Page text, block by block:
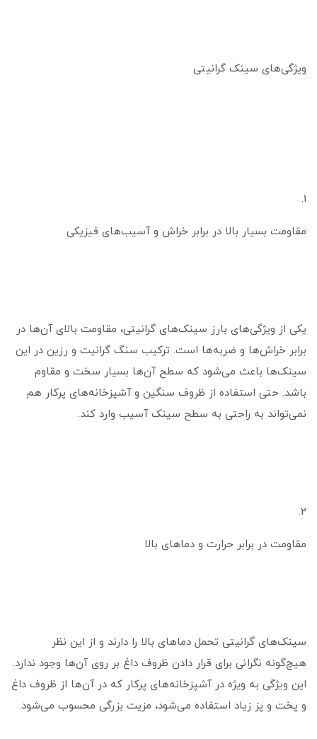
ویژگی‌های سینک گرانیتی
1.
مقاومت بسیار بالا در برابر خراش و آسیب‌های فیزیکی
یکی از ویژگی‌های بارز سینک‌های گرانیتی، مقاومت بالای آن‌ها در
برابر خراش‌ها و ضربه‌ها است. ترکیب سنگ گرانیت و رزین در این
سینک‌ها باعث می‌شود که سطح آن‌ها بسیار سخت و مقاوم
باشد. حتی استفاده از ظروف سنگین و آشپزخانه‌های پرکار هم
نمی‌تواند به راحتی به سطح سینک آسیب وارد کند.
2.
مقاومت در برابر حرارت و دماهای بالا
سینک‌های گرانیتی تحمل دماهای بالا را دارند و از این نظر
هیچ‌گونه نگرانی برای قرار دادن ظروف داغ بر روی آن‌ها وجود ندارد.
این ویژگی به ویژه در آشپزخانه‌های پرکار که در آن‌ها از ظروف داغ
و پخت و پز زیاد استفاده می‌شود، مزیت بزرگی محسوب می‌شود.